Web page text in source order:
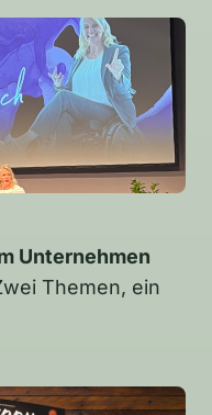
Unternehmen
Themen, ein